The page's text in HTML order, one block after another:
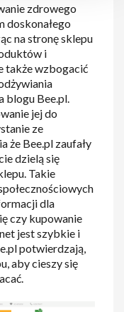
zdrowego
doskonałego
na stronę sklepu
i
także wzbogacić
blogu Bee.pl.
jej do
ze
że Bee.pl zaufały
dzielą się
Takie
dla
czy kupowanie
jest szybkie i
potwierdzają,
aby cieszy się